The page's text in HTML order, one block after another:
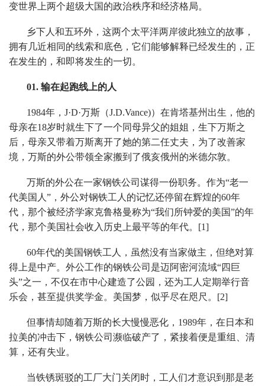
变世界上两个超级大国的政治秩序和经济格局。
乡下人和五环外，这两个太平洋两岸彼此独立的故事，
拥有几近相同的线索和底色，它们能够解释已经发生的，正
在发生的，和即将发生的一切。
01. 输在起跑线上的人
1984年，J·D·万斯（J.D.Vance)）在肯塔基州出生，他的
母亲在18岁时就生下了一个同母异父的姐姐，生下万斯之
后，母亲又带着万斯离开了她的第二任丈夫，为了改善家
境，万斯的外公带领全家搬到了俄亥俄州的米德尔敦。
万斯的外公在一家钢铁公司谋得一份职务。作为“老一
代美国人”，外公对钢铁工人的记忆还停留在辉煌的60年
代，那个被经济学家克鲁格曼称为“我们所钟爱的美国”的年
代，那个美国社会收入历史上最平等的年代。[1]
60年代的美国钢铁工人，虽然没有当家做主，但绝对算
得上是中产。外公工作的钢铁公司是迈阿密河流域“四巨
头”之一，不仅在市中心建造了公园，还为工人定期举行音
乐会，甚至提供奖学金。美国梦，似乎尽在咫尺。[2]
但事情却随着万斯的长大慢慢恶化，1989年，在日本和
拉美的冲击下，钢铁公司濒临破产了，紧接着便是重组、清
算，还有失业。
当铁锈斑驳的工厂大门关闭时，工人们才意识到那是老